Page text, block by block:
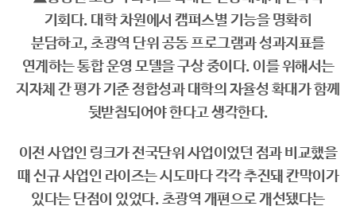
기회다. 대학 차원에서 캠퍼스별 기능을 명확히
분담하고, 초광역 단위 공동 프로그램과 성과지표를
연계하는 통합 운영 모델을 구상 중이다. 이를 위해서는
지자체 간 평가 기준 정합성과 대학의 자율성 확대가 함께
뒷받침되어야 한다고 생각한다.
이전 사업인 링크가 전국단위 사업이었던 점과 비교했을
때 신규 사업인 라이즈는 시도마다 각각 추진돼 칸막이가
있다는 단점이 있었다. 초광역 개편으로 개선됐다는